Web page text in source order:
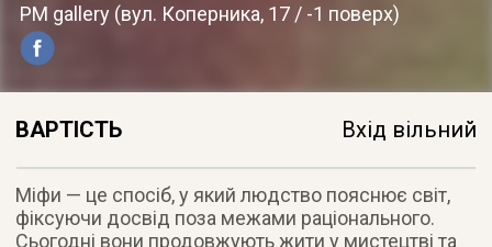
PM gallery (вул. Коперника, 17 / -1 поверх)
ВАРТІСТЬ Вхід вільний
Міфи — це спосіб, у який людство пояснює світ,
фіксуючи досвід поза межами раціонального.
Сьогодні вони продовжують жити у мистецтві та